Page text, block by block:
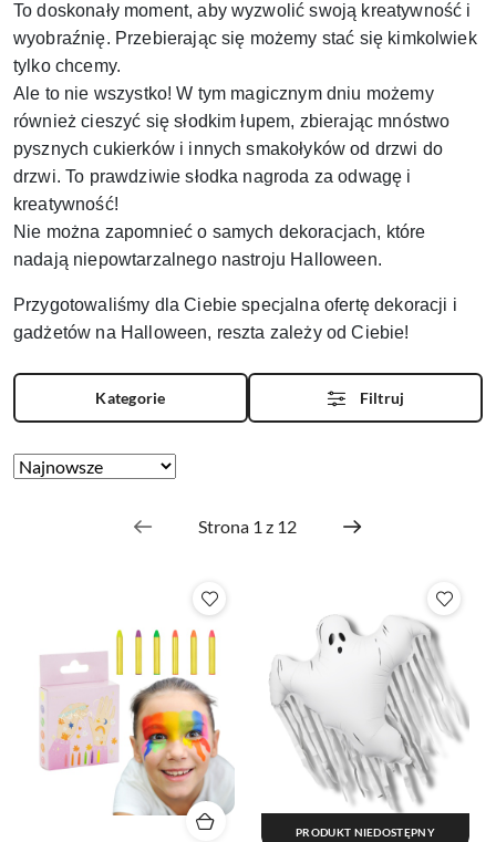
To doskonały moment, aby wyzwolić swoją kreatywność i
wyobraźnię. Przebierając się możemy stać się kimkolwiek
tylko chcemy.
Ale to nie wszystko! W tym magicznym dniu możemy
również cieszyć się słodkim łupem, zbierając mnóstwo
pysznych cukierków i innych smakołyków od drzwi do
drzwi. To prawdziwie słodka nagroda za odwagę i
kreatywność!
Nie można zapomnieć o samych dekoracjach, które
nadają niepowtarzalnego nastroju Halloween.
Przygotowaliśmy dla Ciebie specjalna ofertę dekoracji i
gadżetów na Halloween, reszta zależy od Ciebie!
Kategorie Filtruj
Zastosowano
Sortuj
PRODUKT NIEDOSTĘPNY